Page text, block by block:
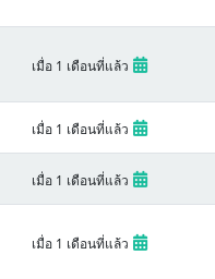
เมื่อ 1 เดือนที่แล้ว
เมื่อ 1 เดือนที่แล้ว
เมื่อ 1 เดือนที่แล้ว
เมื่อ 1 เดือนที่แล้ว